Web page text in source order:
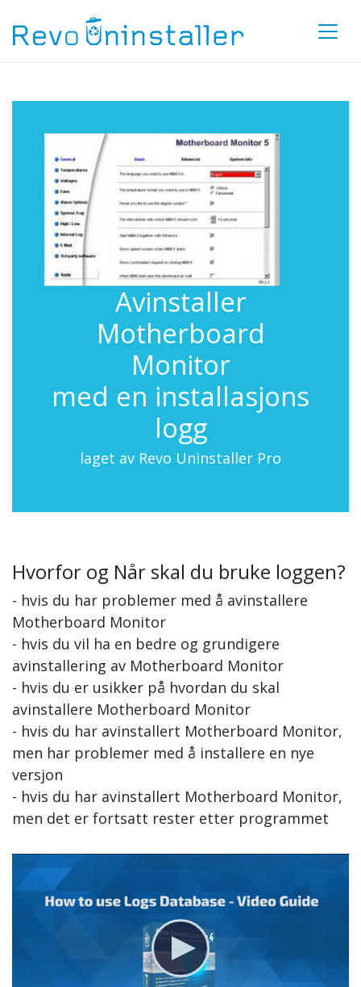
Avinstaller
Motherboard
Monitor
med en installasjons
logg
laget av Revo Uninstaller Pro
Hvorfor og Når skal du bruke loggen?
- hvis du har problemer med å avinstallere
Motherboard Monitor
- hvis du vil ha en bedre og grundigere
avinstallering av Motherboard Monitor
- hvis du er usikker på hvordan du skal
avinstallere Motherboard Monitor
- hvis du har avinstallert Motherboard Monitor,
men har problemer med å installere en nye
versjon
- hvis du har avinstallert Motherboard Monitor,
men det er fortsatt rester etter programmet